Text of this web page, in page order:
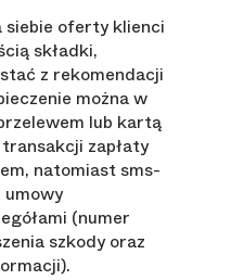
siebie oferty klienci
składki,
z rekomendacji
można w
lub kartą
zapłaty
natomiast sms-
(numer
szkody oraz